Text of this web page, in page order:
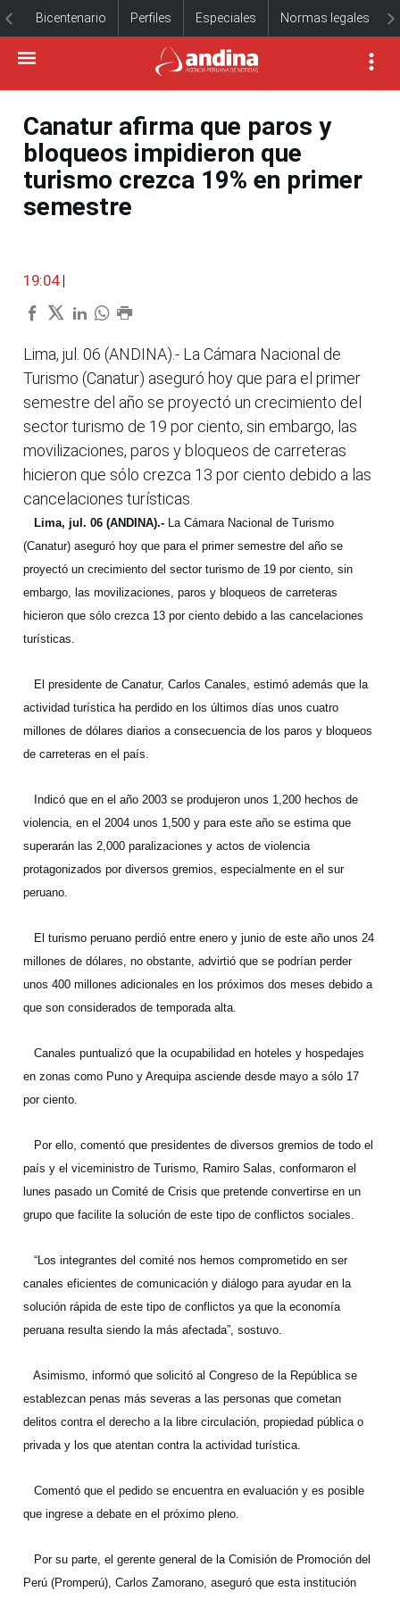
Bicentenario Perfiles Especiales Normas legales
Canatur afirma que paros y
bloqueos impidieron que
turismo crezca 19% en primer
semestre
19:04 |
Lima, jul. 06 (ANDINA).- La Cámara Nacional de
Turismo (Canatur) aseguró hoy que para el primer
semestre del año se proyectó un crecimiento del
sector turismo de 19 por ciento, sin embargo, las
movilizaciones, paros y bloqueos de carreteras
hicieron que sólo crezca 13 por ciento debido a las
cancelaciones turísticas.
Lima, jul. 06 (ANDINA).- La Cámara Nacional de Turismo
(Canatur) aseguró hoy que para el primer semestre del año se
proyectó un crecimiento del sector turismo de 19 por ciento, sin
embargo, las movilizaciones, paros y bloqueos de carreteras
hicieron que sólo crezca 13 por ciento debido a las cancelaciones
turísticas.
El presidente de Canatur, Carlos Canales, estimó además que la
actividad turística ha perdido en los últimos días unos cuatro
millones de dólares diarios a consecuencia de los paros y bloqueos
de carreteras en el país.
Indicó que en el año 2003 se produjeron unos 1,200 hechos de
violencia, en el 2004 unos 1,500 y para este año se estima que
superarán las 2,000 paralizaciones y actos de violencia
protagonizados por diversos gremios, especialmente en el sur
peruano.
El turismo peruano perdió entre enero y junio de este año unos 24
millones de dólares, no obstante, advirtió que se podrían perder
unos 400 millones adicionales en los próximos dos meses debido a
que son considerados de temporada alta.
Canales puntualizó que la ocupabilidad en hoteles y hospedajes
en zonas como Puno y Arequipa asciende desde mayo a sólo 17
por ciento.
Por ello, comentó que presidentes de diversos gremios de todo el
país y el viceministro de Turismo, Ramiro Salas, conformaron el
lunes pasado un Comité de Crisis que pretende convertirse en un
grupo que facilite la solución de este tipo de conflictos sociales.
“Los integrantes del comité nos hemos comprometido en ser
canales eficientes de comunicación y diálogo para ayudar en la
solución rápida de este tipo de conflictos ya que la economía
peruana resulta siendo la más afectada”, sostuvo.
Asimismo, informó que solicitó al Congreso de la República se
establezcan penas más severas a las personas que cometan
delitos contra el derecho a la libre circulación, propiedad pública o
privada y los que atentan contra la actividad turística.
Comentó que el pedido se encuentra en evaluación y es posible
que ingrese a debate en el próximo pleno.
Por su parte, el gerente general de la Comisión de Promoción del
Perú (Promperú), Carlos Zamorano, aseguró que esta institución